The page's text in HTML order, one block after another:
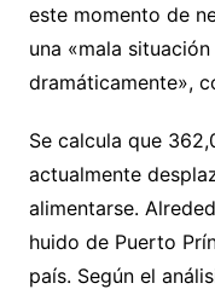
este momento de
una «mala
dramáticamente»,
Se calcula que
actualmente
alimentarse.
huido de Puerto
país. Según el